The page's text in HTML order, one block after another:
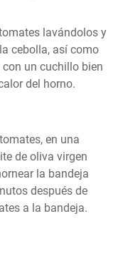
lavándolos y
cebolla, así como
un cuchillo bien
del horno.
en una
de oliva virgen
la bandeja
después de
a la bandeja.